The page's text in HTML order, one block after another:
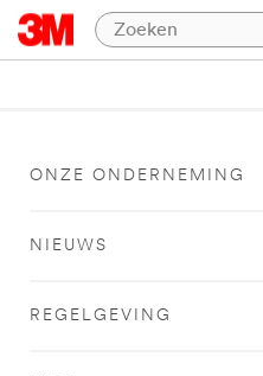
ONZE ONDERNEMING
NIEUWS
REGELGEVING